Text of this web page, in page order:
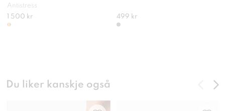
Antistress
1 500 kr
499 kr
Du liker kanskje også